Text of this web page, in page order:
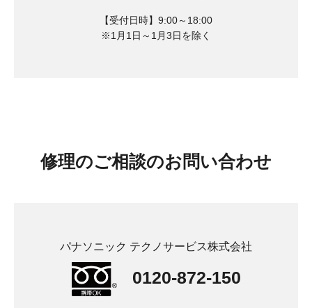
【受付日時】9:00～18:00
※1月1日～1月3日を除く
修理のご相談のお問い合わせ
パナソニック テクノサービス株式会社
0120-872-150